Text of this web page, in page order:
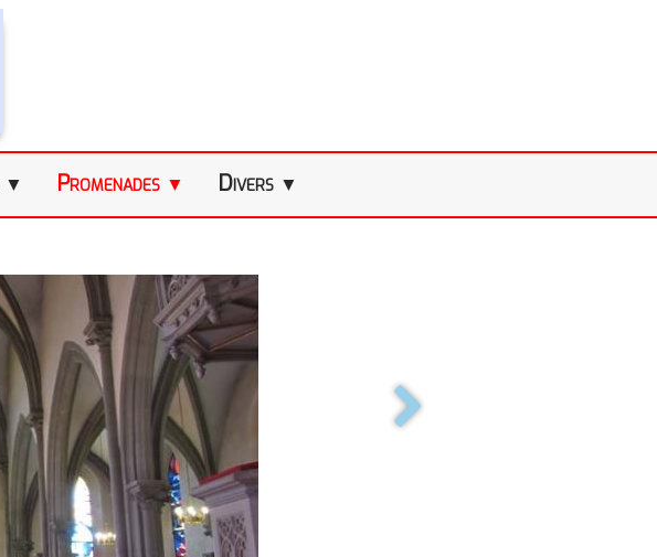
▼ Promenades ▼ Divers ▼